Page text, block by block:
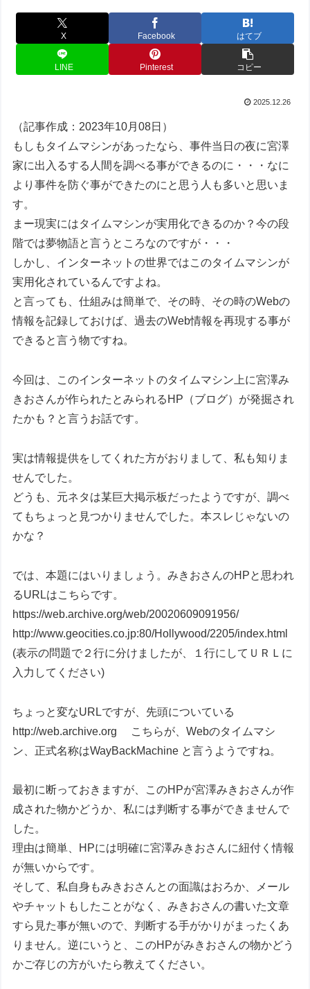
X Facebook はてブ
LINE Pinterest コピー
2025.12.26
（記事作成：2023年10月08日）
もしもタイムマシンがあったなら、事件当日の夜に宮澤
家に出入るする人間を調べる事ができるのに・・・なに
より事件を防ぐ事ができたのにと思う人も多いと思いま
す。
まー現実にはタイムマシンが実用化できるのか？今の段
階では夢物語と言うところなのですが・・・
しかし、インターネットの世界ではこのタイムマシンが
実用化されているんですよね。
と言っても、仕組みは簡単で、その時、その時のWebの
情報を記録しておけば、過去のWeb情報を再現する事が
できると言う物ですね。
今回は、このインターネットのタイムマシン上に宮澤み
きおさんが作られたとみられるHP（ブログ）が発掘され
たかも？と言うお話です。
実は情報提供をしてくれた方がおりまして、私も知りま
せんでした。
どうも、元ネタは某巨大掲示板だったようですが、調べ
てもちょっと見つかりませんでした。本スレじゃないの
かな？
では、本題にはいりましょう。みきおさんのHPと思われ
るURLはこちらです。
https://web.archive.org/web/20020609091956/
http://www.geocities.co.jp:80/Hollywood/2205/index.html
(表示の問題で２行に分けましたが、１行にしてＵＲＬに
入力してください)
ちょっと変なURLですが、先頭についている
http://web.archive.org こちらが、Webのタイムマシ
ン、正式名称はWayBackMachine と言うようですね。
最初に断っておきますが、このHPが宮澤みきおさんが作
成された物かどうか、私には判断する事ができませんで
した。
理由は簡単、HPには明確に宮澤みきおさんに紐付く情報
が無いからです。
そして、私自身もみきおさんとの面識はおろか、メール
やチャットもしたことがなく、みきおさんの書いた文章
すら見た事が無いので、判断する手がかりがまったくあ
りません。逆にいうと、このHPがみきおさんの物かどう
かご存じの方がいたら教えてください。